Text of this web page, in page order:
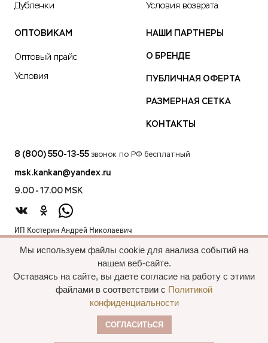
Дубленки Условия возврата
ОПТОВИКАМ
Оптовый прайс
Условия
НАШИ ПАРТНЕРЫ
О БРЕНДЕ
ПУБЛИЧНАЯ ОФЕРТА
РАЗМЕРНАЯ СЕТКА
КОНТАКТЫ
8 (800) 550-13-55 звонок по РФ бесплатный
msk.kankan@yandex.ru
9.00 - 17.00 MSK
ИП Костерин Андрей Николаевич
440012, проезд 2-й Лиственный д.20 г. Пенза Пензенская обл.,
Мы используем файлы cookie для анализа событий на
нашем веб-сайте.
Оставаясь на сайте, вы даете согласие на работу с этими
файлами в соответствии с Политикой
конфиденциальности
СОГЛАСИТЬСЯ
Все права сохранены, 2015—2025 Пальто